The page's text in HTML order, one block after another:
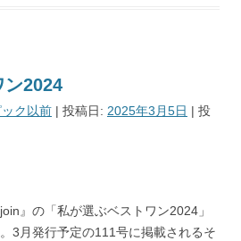
ン2024
ク以前 | 投稿日: 2025年3月5日 | 投
』の「私が選ぶベストワン2024」
3月発行予定の111号に掲載されるそ